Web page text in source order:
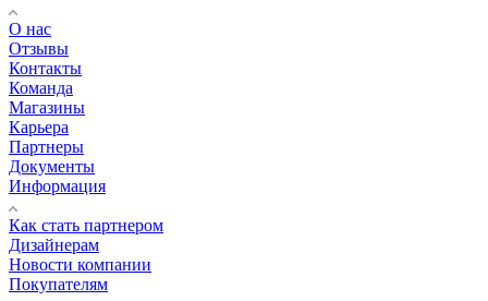
О нас
Отзывы
Контакты
Команда
Магазины
Карьера
Партнеры
Документы
Информация
Как стать партнером
Дизайнерам
Новости компании
Покупателям